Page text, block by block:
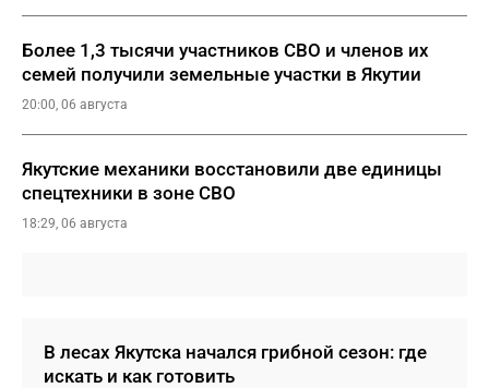
Более 1,3 тысячи участников СВО и членов их
семей получили земельные участки в Якутии
20:00, 06 августа
Якутские механики восстановили две единицы
спецтехники в зоне СВО
18:29, 06 августа
В лесах Якутска начался грибной сезон: где
искать и как готовить